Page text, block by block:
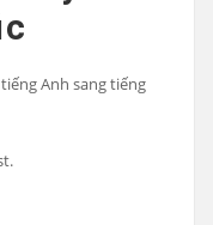
Anh sang tiếng